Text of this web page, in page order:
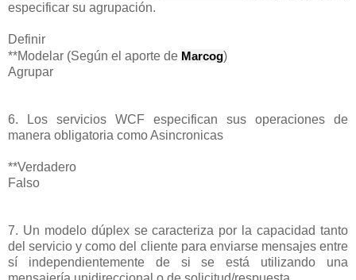
especificar su agrupación.
Definir
**Modelar (Según el aporte de Marcog)
Agrupar
6. Los servicios WCF especifican sus operaciones de
manera obligatoria como Asincronicas
**Verdadero
Falso
7. Un modelo dúplex se caracteriza por la capacidad tanto
del servicio y como del cliente para enviarse mensajes entre
sí independientemente de si se está utilizando una